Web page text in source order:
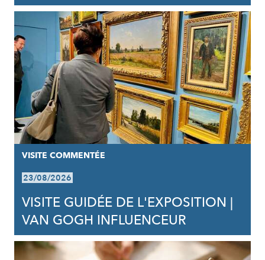
VISITE COMMENTÉE
23/08/2026
VISITE GUIDÉE DE L'EXPOSITION |
VAN GOGH INFLUENCEUR